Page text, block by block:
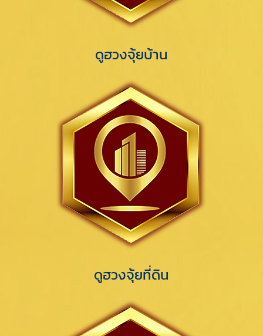
ดูฮวงจุ้ยบ้าน
ดูฮวงจุ้ยที่ดิน